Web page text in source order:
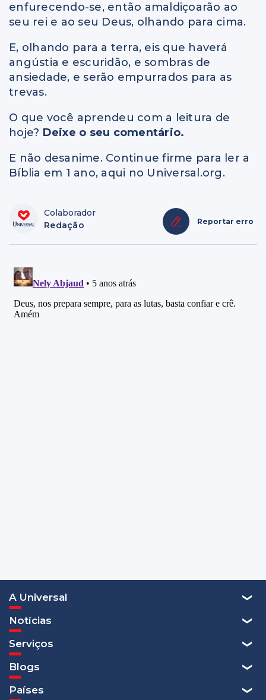
enfurecendo-se, então amaldiçoarão ao
seu rei e ao seu Deus, olhando para cima.
E, olhando para a terra, eis que haverá
angústia e escuridão, e sombras de
ansiedade, e serão empurrados para as
trevas.
O que você aprendeu com a leitura de
hoje? Deixe o seu comentário.
E não desanime. Continue firme para ler a
Bíblia em 1 ano, aqui no Universal.org.
Colaborador
Redação
Reportar erro
A Universal
Notícias
Serviços
Blogs
Países